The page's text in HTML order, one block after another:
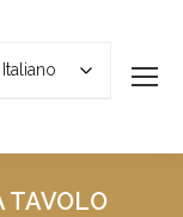
TAVOLO
Italiano
Italiano